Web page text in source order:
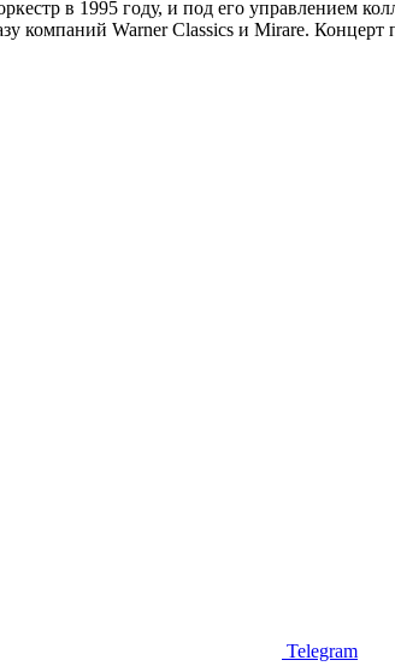
в 1995 году, и под его управлением
компаний Warner Classics и Mirare.
Telegram